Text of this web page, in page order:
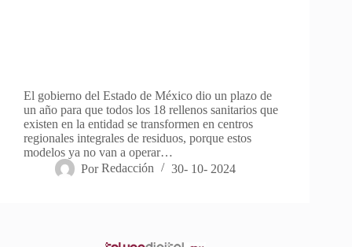
El gobierno del Estado de México dio un plazo de
un año para que todos los 18 rellenos sanitarios que
existen en la entidad se transformen en centros
regionales integrales de residuos, porque estos
modelos ya no van a operar…
Por Redacción 30- 10- 2024